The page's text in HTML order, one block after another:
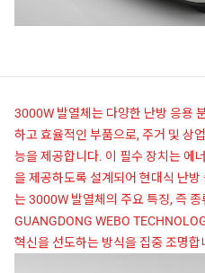
3000W 발열체는 다양한 난방 응용
하고 효율적인 부품으로, 주거 및 상
능을 제공합니다. 이 필수 장치는 에
을 제공하도록 설계되어 현대식 난
는 3000W 발열체의 주요 특징, 즉
GUANGDONG WEBO
혁신을 선도하는 방식을 집중 조명합